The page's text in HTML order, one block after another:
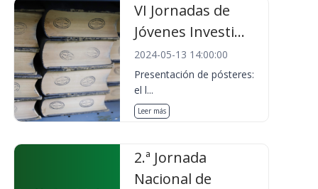
VI Jornadas de
Jóvenes Investi...
2024-05-13 14:00:00
Presentación de pósteres:
el l...
Leer más
2.ª Jornada
Nacional de